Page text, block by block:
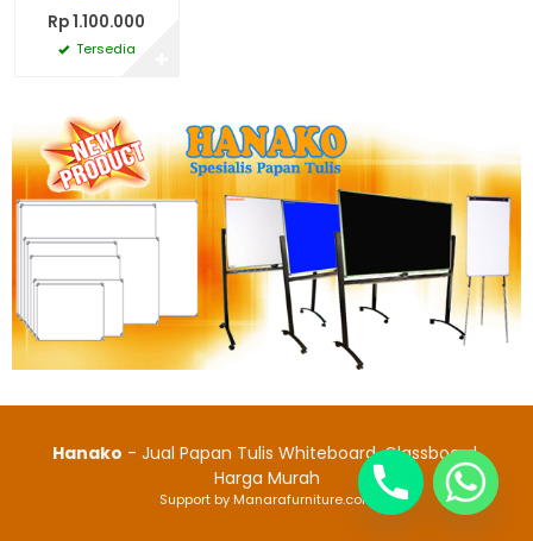
Rp 1.100.000
Tersedia
Hanako - Jual Papan Tulis Whiteboard, Glassboard,
Harga Murah
Support by Manarafurniture.com